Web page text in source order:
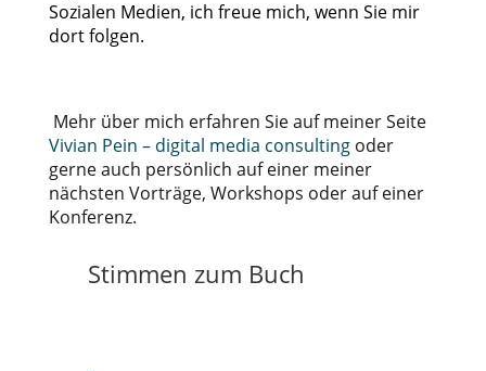
Sozialen Medien, ich freue mich, wenn Sie mir
dort folgen.
Mehr über mich erfahren Sie auf meiner Seite
Vivian Pein – digital media consultingoder
gerne auch persönlich auf einer meiner
nächsten Vorträge, Workshops oder auf einer
Konferenz.
Stimmen zum Buch